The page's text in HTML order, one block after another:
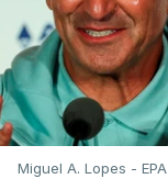
Miguel A. Lopes - EPA